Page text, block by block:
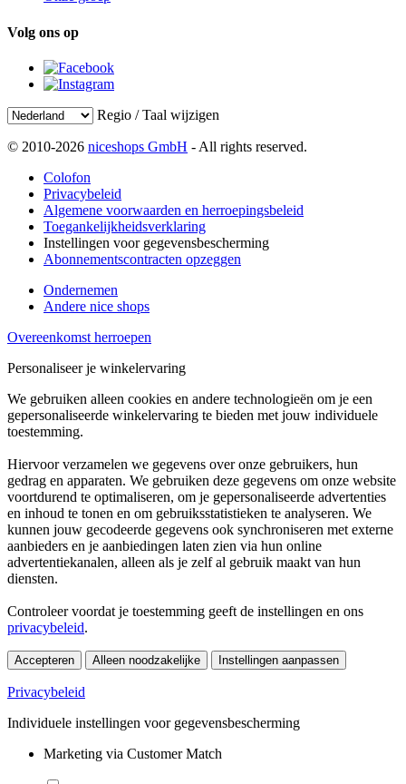
Volg ons op
Regio / Taal wijzigen
© 2010-2026 niceshops GmbH - All rights reserved.
Colofon
Privacybeleid
Algemene voorwaarden en herroepingsbeleid
Toegankelijkheidsverklaring
Instellingen voor gegevensbescherming
Abonnementscontracten opzeggen
Ondernemen
Andere nice shops
Overeenkomst herroepen
Personaliseer je winkelervaring
We gebruiken alleen cookies en andere technologieën om je een
gepersonaliseerde winkelervaring te bieden met jouw individuele
toestemming.
Hiervoor verzamelen we gegevens over onze gebruikers, hun
gedrag en apparaten. We gebruiken deze gegevens om onze website
voortdurend te optimaliseren, om je gepersonaliseerde advertenties
en inhoud te tonen en om gebruiksstatistieken te analyseren. We
kunnen jouw gecodeerde gegevens ook synchroniseren met externe
aanbieders en je aanbiedingen laten zien via hun online
advertentiekanalen, alleen als je zelf al gebruik maakt van hun
diensten.
Controleer voordat je toestemming geeft de instellingen en ons
privacybeleid.
Accepteren Alleen noodzakelijke Instellingen aanpassen
Privacybeleid
Individuele instellingen voor gegevensbescherming
Marketing via Customer Match